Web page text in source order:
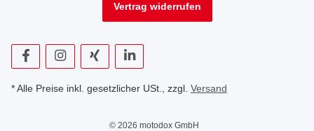
Vertrag widerrufen
* Alle Preise inkl. gesetzlicher USt., zzgl. Versand
© 2026 motodox GmbH